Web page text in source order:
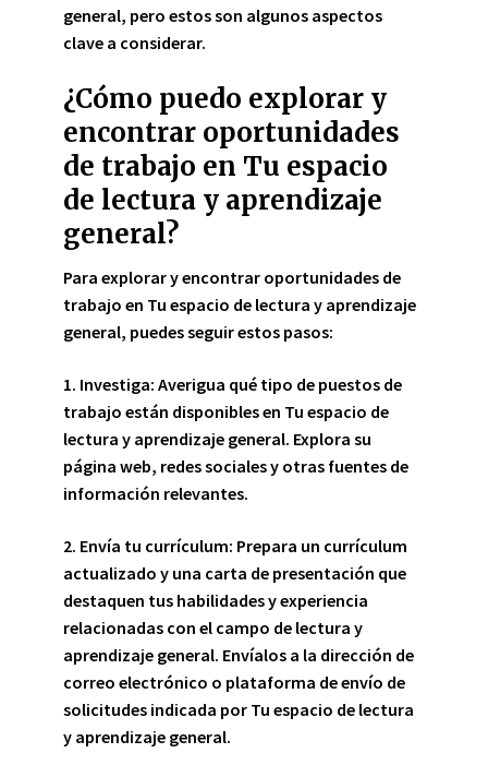
general, pero estos son algunos aspectos
clave a considerar.
¿Cómo puedo explorar y
encontrar oportunidades
de trabajo en Tu espacio
de lectura y aprendizaje
general?
Para explorar y encontrar oportunidades de
trabajo en Tu espacio de lectura y aprendizaje
general, puedes seguir estos pasos:
1. Investiga: Averigua qué tipo de puestos de
trabajo están disponibles en Tu espacio de
lectura y aprendizaje general. Explora su
página web, redes sociales y otras fuentes de
información relevantes.
2. Envía tu currículum: Prepara un currículum
actualizado y una carta de presentación que
destaquen tus habilidades y experiencia
relacionadas con el campo de lectura y
aprendizaje general. Envíalos a la dirección de
correo electrónico o plataforma de envío de
solicitudes indicada por Tu espacio de lectura
y aprendizaje general.